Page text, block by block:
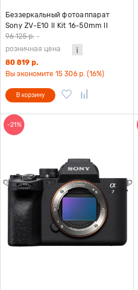
Беззеркальный фотоаппарат
Sony ZV-E10 II Kit 16-50mm II
черный
96 125 р. -
розничная цена
80 819 р.
Вы экономите 15 306 р. (16%)
В корзину
-21%